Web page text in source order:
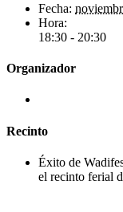
Fecha:
Hora:
18:30 - 20:30
Organizador
Recinto
Éxito de
el recinto ferial